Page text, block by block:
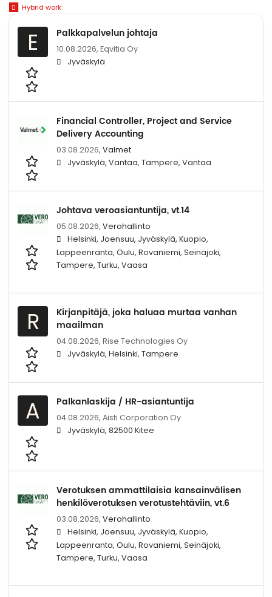
Hybrid work
E Palkkapalvelun johtaja
10.08.2026, Eqvitia Oy
Jyväskylä
Financial Controller, Project and Service
Delivery Accounting
03.08.2026, Valmet
Jyväskylä, Vantaa, Tampere, Vantaa
Johtava veroasiantuntija, vt.14
05.08.2026, Verohallinto
Helsinki, Joensuu, Jyväskylä, Kuopio,
Lappeenranta, Oulu, Rovaniemi, Seinäjoki,
Tampere, Turku, Vaasa
R
Kirjanpitäjä, joka haluaa murtaa vanhan
maailman
04.08.2026, Rise Technologies Oy
Jyväskylä, Helsinki, Tampere
A Palkanlaskija / HR-asiantuntija
04.08.2026, Aisti Corporation Oy
Jyväskylä, 82500 Kitee
Verotuksen ammattilaisia kansainvälisen
henkilöverotuksen verotustehtäviin, vt.6
03.08.2026, Verohallinto
Helsinki, Joensuu, Jyväskylä, Kuopio,
Lappeenranta, Oulu, Rovaniemi, Seinäjoki,
Tampere, Turku, Vaasa